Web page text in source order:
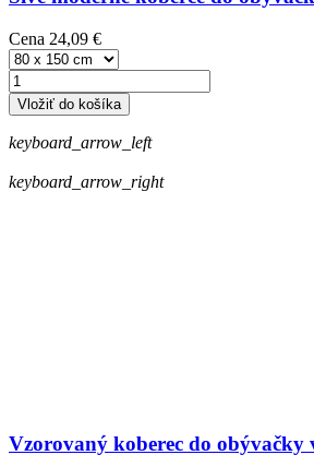
Cena 24,09 €
Vložiť do košíka
keyboard_arrow_left
keyboard_arrow_right
Vzorovaný koberec do obývačky